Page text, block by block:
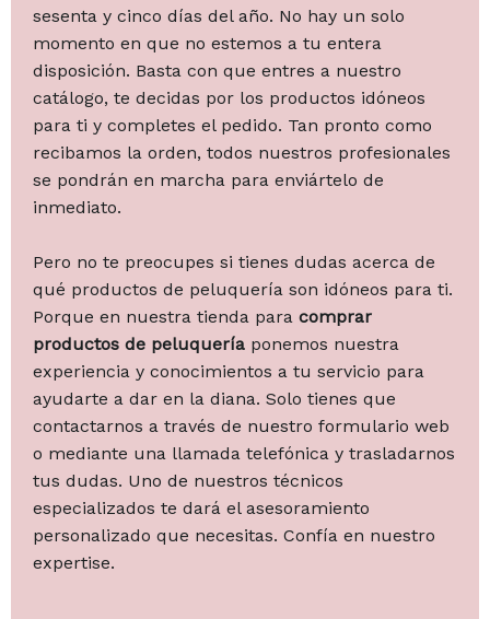
sesenta y cinco días del año. No hay un solo
momento en que no estemos a tu entera
disposición. Basta con que entres a nuestro
catálogo, te decidas por los productos idóneos
para ti y completes el pedido. Tan pronto como
recibamos la orden, todos nuestros profesionales
se pondrán en marcha para enviártelo de
inmediato.
Pero no te preocupes si tienes dudas acerca de
qué productos de peluquería son idóneos para ti.
Porque en nuestra tienda para comprar
productos de peluquería ponemos nuestra
experiencia y conocimientos a tu servicio para
ayudarte a dar en la diana. Solo tienes que
contactarnos a través de nuestro formulario web
o mediante una llamada telefónica y trasladarnos
tus dudas. Uno de nuestros técnicos
especializados te dará el asesoramiento
personalizado que necesitas. Confía en nuestro
expertise.